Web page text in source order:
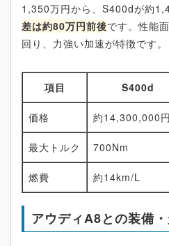
1,350万円から、S400dが約
差は約80万円前後です。性能
回り、力強い加速が特徴です。
項目 S400d
価格 約14,300,000
最大トルク 700Nm
燃費 約14km/L
アウディA8との装備